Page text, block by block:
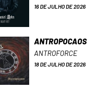
16 DE JULHO DE 2026
ANTROPOCAOS
ANTROFORCE
18 DE JULHO DE 2026